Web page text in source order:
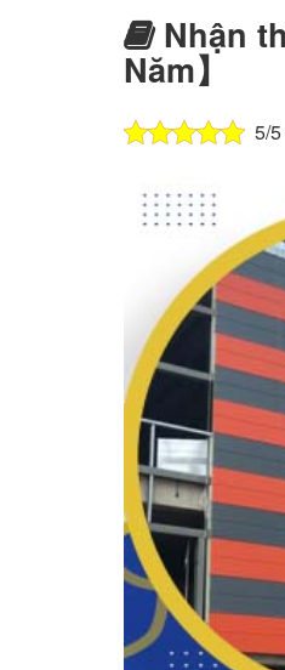
Nhận
Năm】
5/